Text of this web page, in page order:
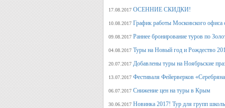
17.08.2017 ОСЕННИЕ СКИДКИ!
10.08.2017 График работы Московского офиса
09.08.2017 Раннее бронирование туров по
04.08.2017 Туры на Новый год и Рождество
20.07.2017 Добавлены туры на Ноябрьские
13.07.2017 Фестиваля Фейерверков
06.07.2017 Снижение цен на туры в Крым
30.06.2017 Новинка 2017! Тур для групп